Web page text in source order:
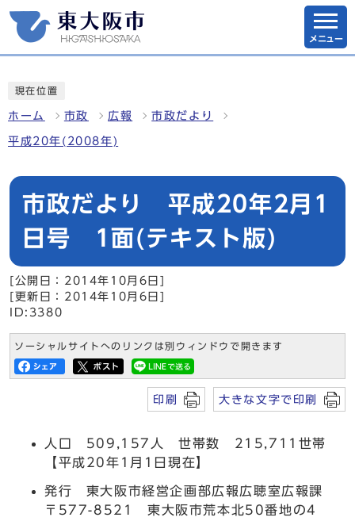
メニュー
現在位置
ホーム 市政 広報 市政だより
平成20年(2008年)
市政だより 平成20年2月1
日号 1面(テキスト版)
[公開日：2014年10月6日]
[更新日：2014年10月6日]
ID:3380
ソーシャルサイトへのリンクは別ウィンドウで開きます
印刷 大きな文字で印刷
人口 509,157人 世帯数 215,711世帯
【平成20年1月1日現在】
発行 東大阪市経営企画部広報広聴室広報課
〒577-8521 東大阪市荒本北50番地の4